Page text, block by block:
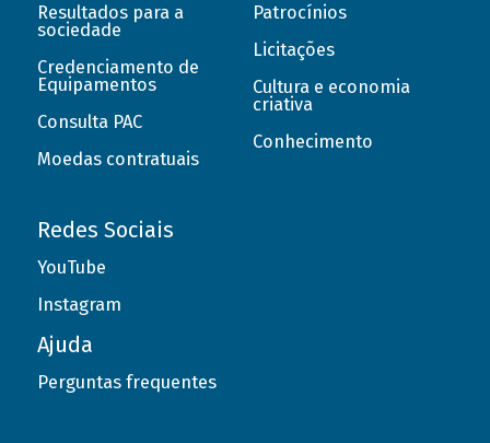
Resultados para a
sociedade
Credenciamento de
Equipamentos
Consulta PAC
Moedas contratuais
Patrocínios
Licitações
Cultura e economia
criativa
Conhecimento
Redes Sociais
YouTube
Instagram
Ajuda
Perguntas frequentes